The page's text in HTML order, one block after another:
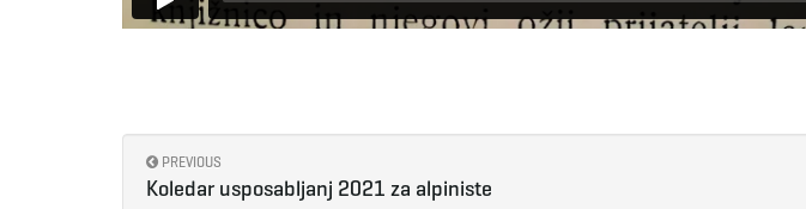
PREVIOUS
Koledar usposabljanj 2021 za alpiniste